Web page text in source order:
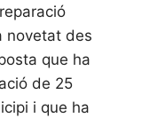
novetat des
que ha
de 25
i que ha